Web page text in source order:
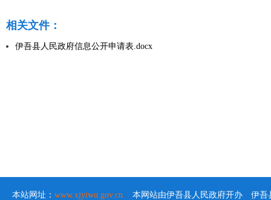
相关文件：
伊吾县人民政府信息公开申请表.docx
本站网址： www.xjyiwu.gov.cn 本网站由伊吾县人民政府开办 伊吾